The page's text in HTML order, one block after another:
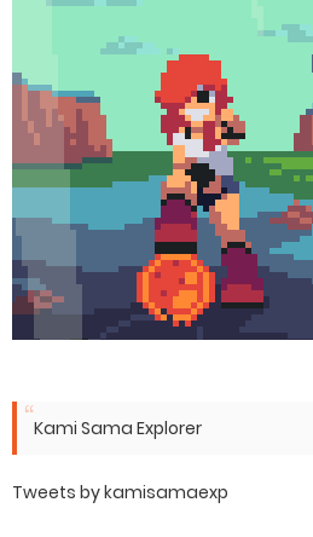
Kami Sama Explorer
Tweets by kamisamaexp